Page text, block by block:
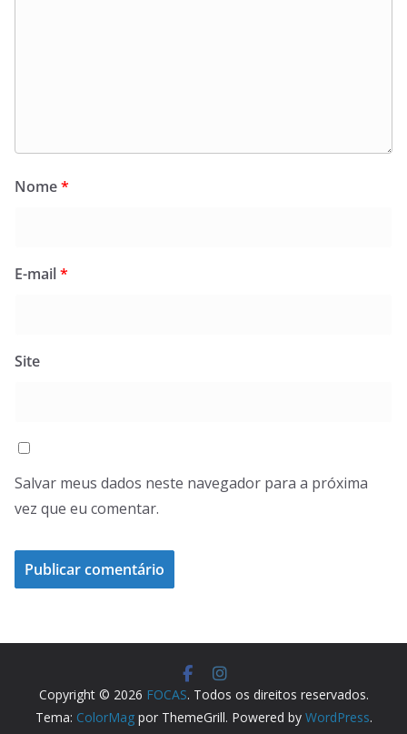
Nome*
E-mail*
Site
Salvar meus dados neste navegador para a próxima
vez que eu comentar.
Copyright © 2026 FOCAS. Todos os direitos reservados.
Tema: ColorMagpor ThemeGrill. Powered by WordPress.